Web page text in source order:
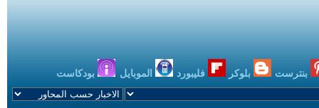
بنترست بلوكر فليبورد الموبايل بودكاست